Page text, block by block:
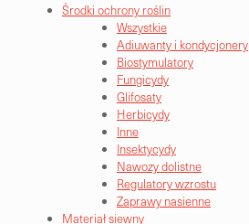
Środki ochrony roślin
Wszystkie
Adiuwanty i kondycjonery
Biostymulatory
Fungicydy
Glifosaty
Herbicydy
Inne
Insektycydy
Nawozy dolistne
Regulatory wzrostu
Zaprawy nasienne
Materiał siewny